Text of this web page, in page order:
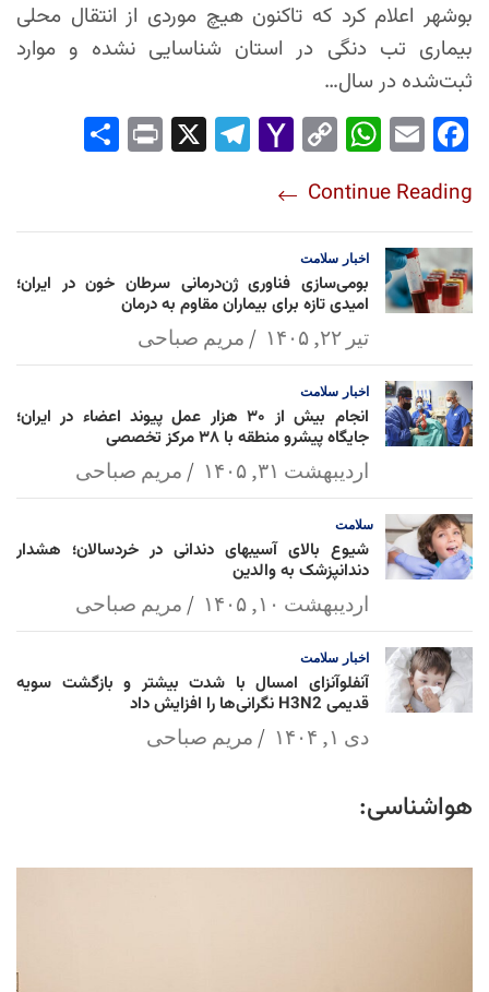
بوشهر اعلام کرد که تاکنون هیچ موردی از انتقال محلی
بیماری تب دنگی در استان شناسایی نشده و موارد
ثبت‌شده در سال…
Fac
ok
Em
Wh
Ap
p
Co
Lin
k
Yah
l
Tel
Pri
Continue Reading
اخبار سلامت
بومی‌سازی فناوری ژن‌درمانی سرطان خون در ایران؛
امیدی تازه برای بیماران مقاوم به درمان
تیر ۲۲, ۱۴۰۵ مریم صباحی
اخبار سلامت
انجام بیش از ۳۰ هزار عمل پیوند اعضاء در ایران؛
جایگاه پیشرو منطقه با ۳۸ مرکز تخصصی
اردیبهشت ۳۱, ۱۴۰۵ مریم صباحی
سلامت
شیوع بالای آسیبهای دندانی در خردسالان؛ هشدار
دندانپزشک به والدین
اردیبهشت ۱۰, ۱۴۰۵ مریم صباحی
اخبار سلامت
آنفلوآنزای امسال با شدت بیشتر و بازگشت سویه
قدیمی H3N2 نگرانی‌ها را افزایش داد
دی ۱, ۱۴۰۴ مریم صباحی
هواشناسی: